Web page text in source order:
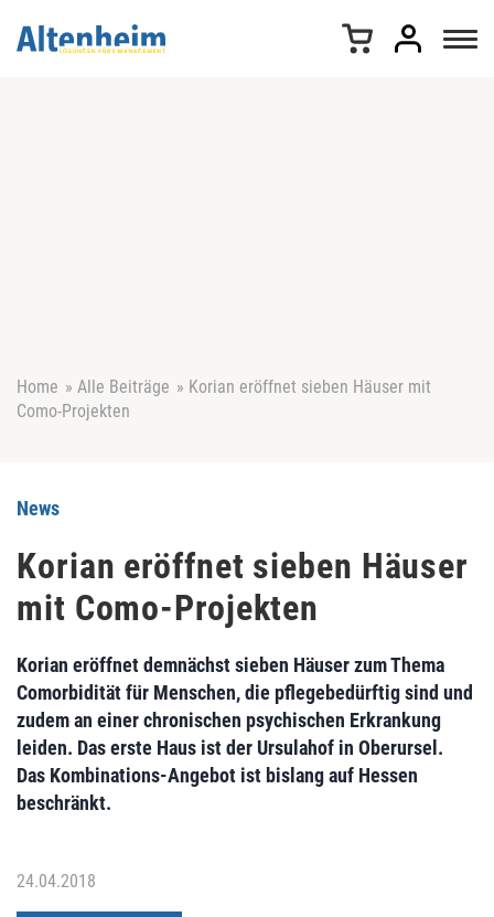
Home » Alle Beiträge » Korian eröffnet sieben Häuser mit
Como-Projekten
News
Korian eröffnet sieben Häuser
mit Como-Projekten
Korian eröffnet demnächst sieben Häuser zum Thema
Comorbidität für Menschen, die pflegebedürftig sind und
zudem an einer chronischen psychischen Erkrankung
leiden. Das erste Haus ist der Ursulahof in Oberursel.
Das Kombinations-Angebot ist bislang auf Hessen
beschränkt.
24.04.2018